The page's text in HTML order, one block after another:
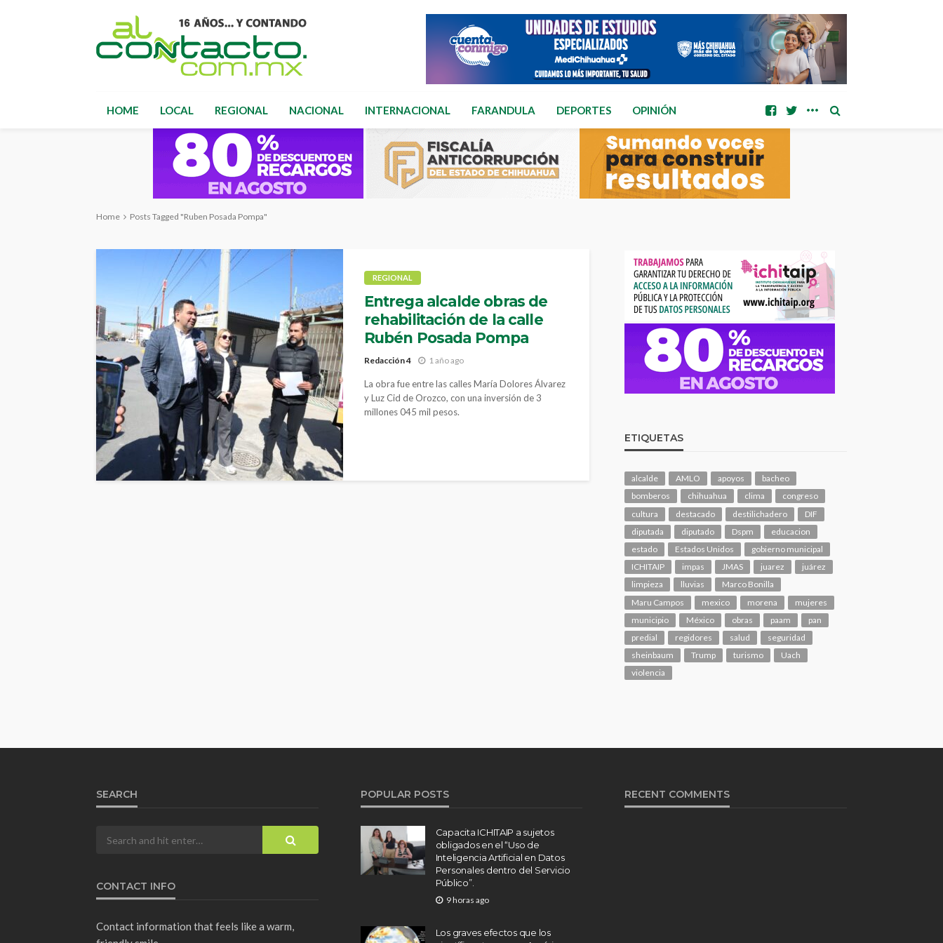
HOME LOCAL REGIONAL NACIONAL INTERNACIONAL FARANDULA DEPORTES OPINIÓN
Home Posts Tagged "Ruben Posada Pompa"
REGIONAL
Entrega alcalde obras de
rehabilitación de la calle
Rubén Posada Pompa
Redacción 4 1 año ago
La obra fue entre las calles María Dolores Álvarez
y Luz Cid de Orozco, con una inversión de 3
millones 045 mil pesos.
ETIQUETAS
alcalde AMLO apoyos
bacheo
bomberos
chihuahua clima
congreso
cultura
destacado destilichadero
DIF
diputada
diputado Dspm
educacion
estado
Estados Unidos
gobierno municipal
ICHITAIP
impas JMAS juarez
juárez
limpieza
lluvias
Marco Bonilla
Maru Campos
mexico morena
mujeres
municipio
México obras paam
pan
predial
regidores salud
seguridad
sheinbaum
Trump turismo
Uach
violencia
SEARCH
CONTACT INFO
Contact information that feels like a warm,
POPULAR POSTS
Capacita ICHITAIP a sujetos
obligados en el “Uso de
Inteligencia Artificial en Datos
Personales dentro del Servicio
Público”.
9 horas ago
Los graves efectos que los
RECENT COMMENTS